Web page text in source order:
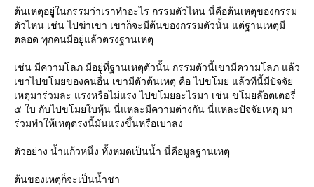
ต้นเหตุอยู่ในกรรมว่าเราทำอะไร กรรมตัวไหน นี่คือต้นเหตุของกรรม
ตัวไหน เช่น ไปฆ่าเขา เขาก็จะมีต้นของกรรมตัวนั้น แต่ฐานเหตุมี
ตลอด ทุกคนมีอยู่แล้วตรงฐานเหตุ
เช่น มีความโลภ มีอยู่ที่ฐานเหตุตัวนั้น กรรมตัวนี้เขามีความโลภ แล้ว
เขาไปขโมยของคนอื่น เขามีตัวต้นเหตุ คือ ไปขโมย แล้วทีนี้มีปัจจั
เหตุมาร่วมละ แรงหรือไม่แรง ไปขโมยอะไรมา เช่น ขโมยล๊อตเตอรี่
๕ ใบ กับไปขโมยใบหุ้น นี่แหละมีความต่างกัน นี่แหละปัจจัยเหตุ มา
ร่วมทำให้เหตุตรงนี้มันแรงขึ้นหรือเบาลง
ตัวอย่าง น้ำแก้วหนึ่ง ทั้งหมดเป็นน้ำ นี่คือมูลฐานเหตุ
ต้นของเหตุก็จะเป็นน้ำชา